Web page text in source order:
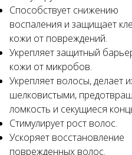
Способствует снижению
воспаления и защищает
кожи от повреждений.
Укрепляет защитный
кожи от микробов.
Укрепляет волосы, делает
шелковистыми,
ломкость и секущиеся
Стимулирует рост волос.
Ускоряет восстановление
поврежденных волос.